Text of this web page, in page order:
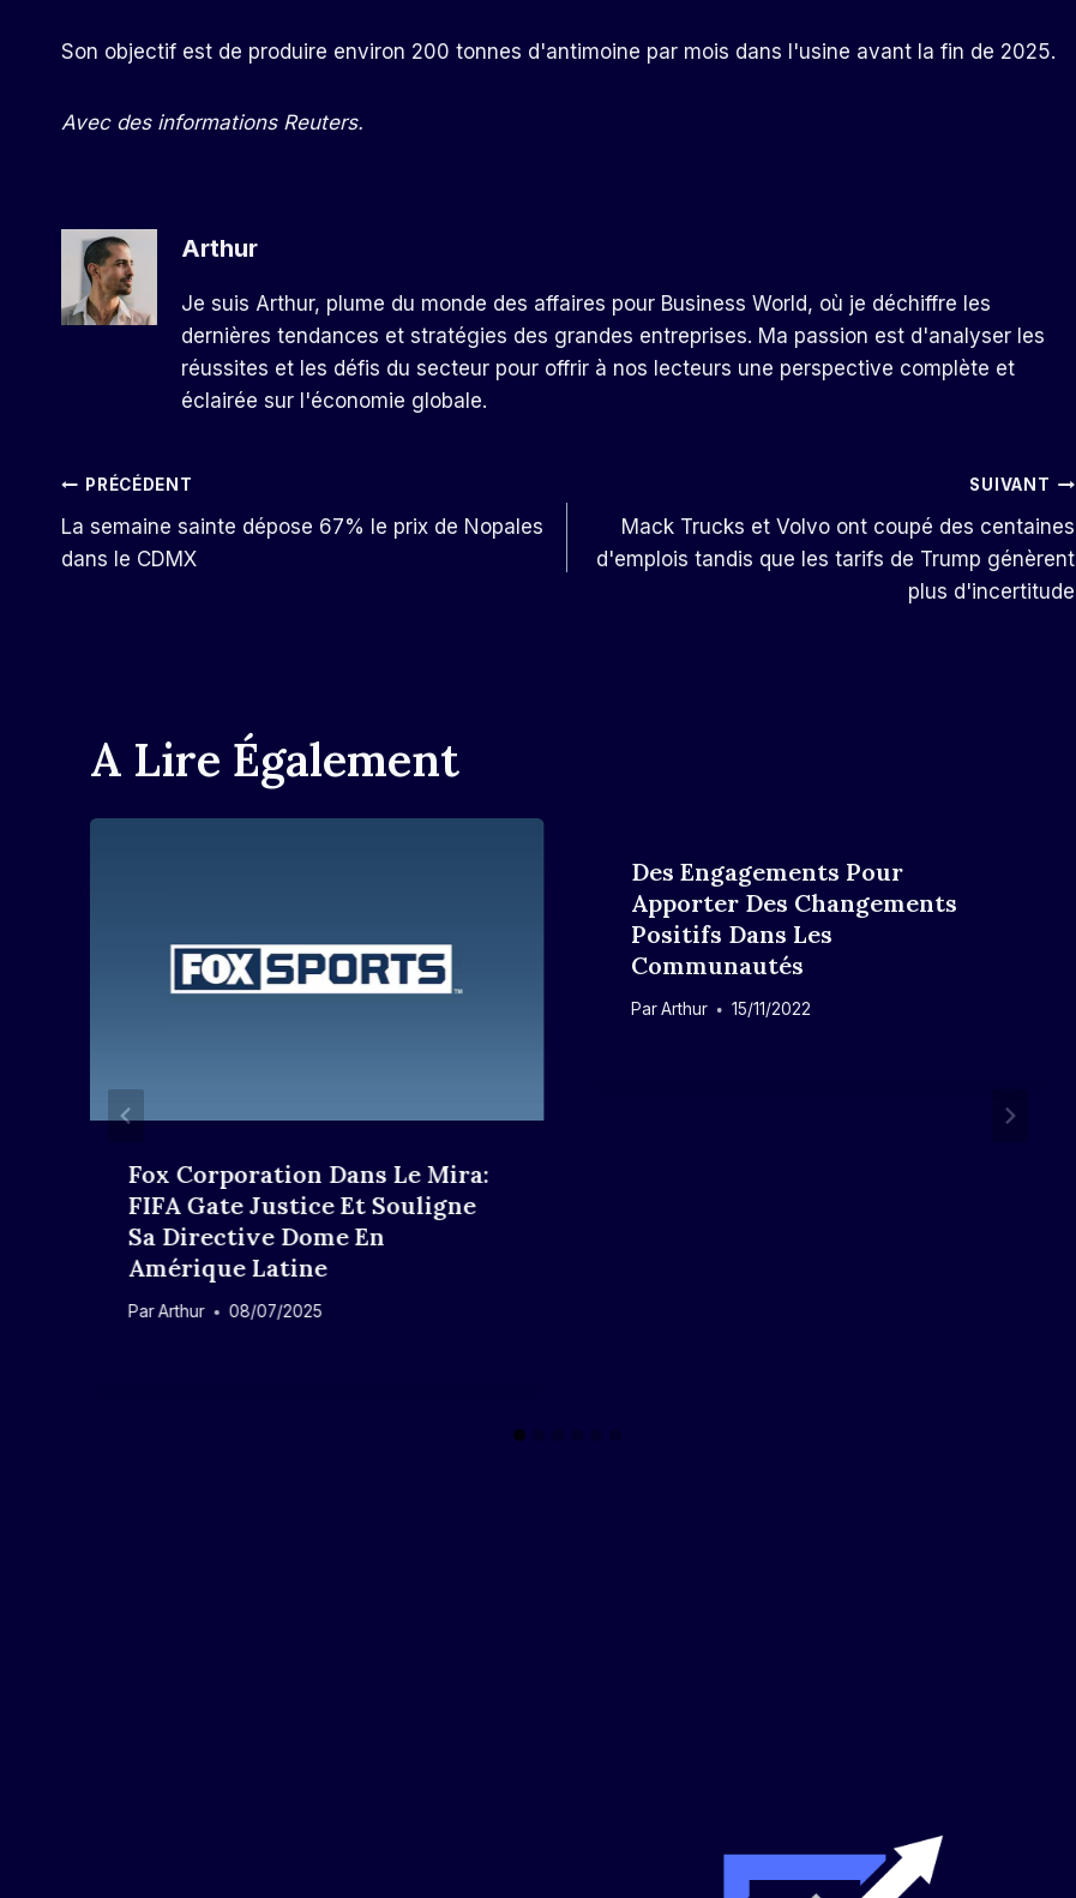
Son objectif est de produire environ 200 tonnes d'antimoine par mois dans l'usine avant la fin de 2025.
Avec des informations Reuters.
Arthur
Je suis Arthur, plume du monde des affaires pour Business World, où je déchiffre les
dernières tendances et stratégies des grandes entreprises. Ma passion est d'analyser les
réussites et les défis du secteur pour offrir à nos lecteurs une perspective complète et
éclairée sur l'économie globale.
Navigation
De
PRÉCÉDENT
La semaine sainte dépose 67% le prix de Nopales
dans le CDMX
SUIVANT
Mack Trucks et Volvo ont coupé des centaines
d'emplois tandis que les tarifs de Trump génèrent
plus d'incertitude
A Lire Également
Fox Corporation Dans Le Mira:
FIFA Gate Justice Et Souligne
Sa Directive Dome En
Amérique Latine
ParArthur 08/07/2025
Des Engagements Pour
Apporter Des Changements
Positifs Dans Les
Communautés
Par Arthur 15/11/2022